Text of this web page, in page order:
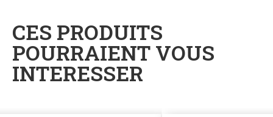
CES PRODUITS
POURRAIENT VOUS
INTERESSER